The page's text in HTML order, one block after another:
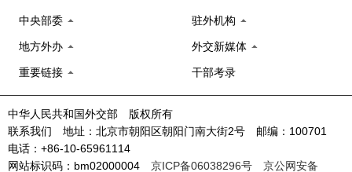
中央部委 驻外机构
地方外办 外交新媒体
重要链接 干部考录
中华人民共和国外交部 版权所有
联系我们 地址：北京市朝阳区朝阳门南大街2号 邮编：100701
电话：+86-10-65961114
网站标识码：bm02000004 京ICP备06038296号
京公网安备